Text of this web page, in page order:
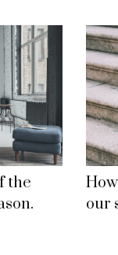
the
our